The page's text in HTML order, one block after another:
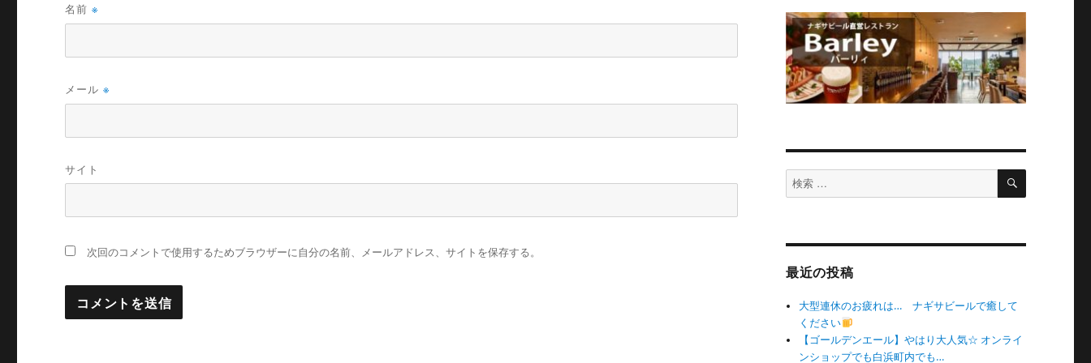
名前※
メール※
サイト
次回のコメントで使用するためブラウザーに自分の名前、メールアドレス、サイトを保存する。
検
索
検
最近の投稿
大型連休のお疲れは… ナギサビールで癒して
ください
【ゴールデンエール】やはり大人気☆ オンライ
ンショップでも白浜町内でも…